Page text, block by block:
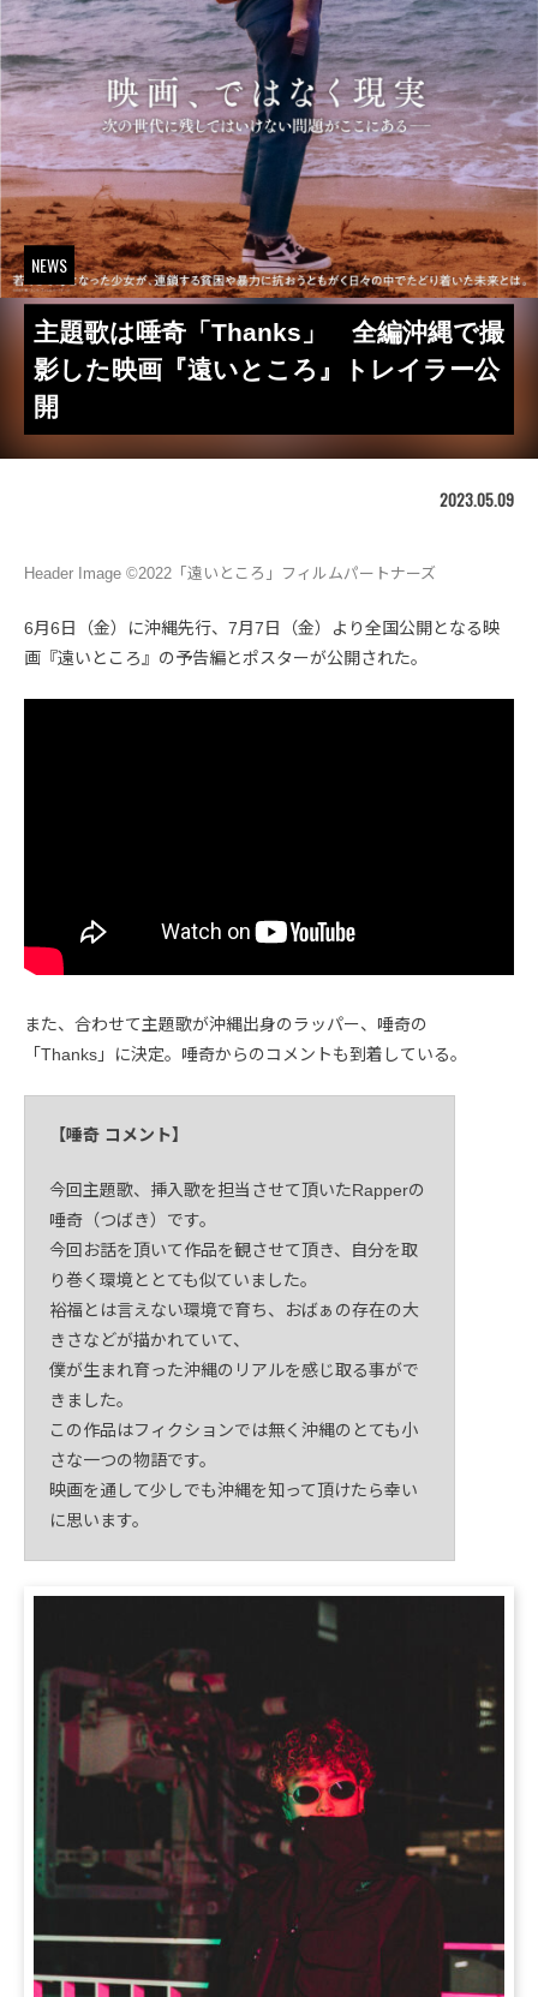
NEWS
主題歌は唾奇「Thanks」 全編沖縄で撮
影した映画『遠いところ』トレイラー公
開
2023.05.09
Header Image ©2022「遠いところ」フィルムパートナーズ
6月6日（金）に沖縄先行、7月7日（金）より全国公開となる映
画『遠いところ』の予告編とポスターが公開された。
また、合わせて主題歌が沖縄出身のラッパー、唾奇の
「Thanks」に決定。唾奇からのコメントも到着している。
【唾奇 コメント】
今回主題歌、挿入歌を担当させて頂いたRapperの
唾奇（つばき）です。
今回お話を頂いて作品を観させて頂き、自分を取
り巻く環境ととても似ていました。
裕福とは言えない環境で育ち、おばぁの存在の大
きさなどが描かれていて、
僕が生まれ育った沖縄のリアルを感じ取る事がで
きました。
この作品はフィクションでは無く沖縄のとても小
さな一つの物語です。
映画を通して少しでも沖縄を知って頂けたら幸い
に思います。